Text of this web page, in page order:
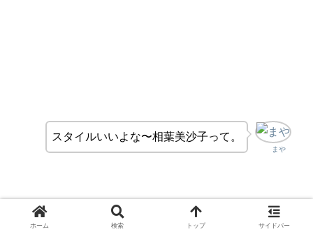
まや
スタイルいいよな〜相葉美沙子って。
ホーム 検索 トップ サイドバー